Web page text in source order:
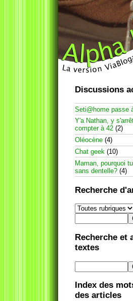
Discussions
Seti@home passe
Y'a Nathan, y
compter à 42 (2)
Oléocène (4)
Chat geek (10)
Maman, pourquoi
sans dentelle? (4)
Recherche
Recherche et
textes
Index des
des articles